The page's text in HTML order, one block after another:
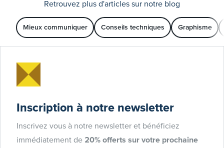
Retrouvez plus d'articles sur notre blog
Mieux communiquer Conseils techniques Graphisme
Inscription à notre newsletter
Inscrivez vous à notre newsletter et bénéficiez
immédiatement de 20% offerts sur votre prochaine